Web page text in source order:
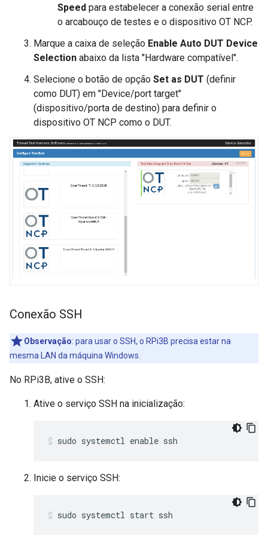
Speed para estabelecer a conexão serial entre
o arcabouço de testes e o dispositivo OT NCP.
Marque a caixa de seleção Enable Auto DUT Device
Selection abaixo da lista "Hardware compatível".
Selecione o botão de opção Set as DUT (definir
como DUT) em "Device/port target"
(dispositivo/porta de destino) para definir o
dispositivo OT NCP como o DUT.
Conexão SSH
Observação: para usar o SSH, o RPi3B precisa estar na
mesma LAN da máquina Windows.
No RPi3B, ative o SSH:
Ative o serviço SSH na inicialização:
sudo systemctl enable ssh
Inicie o serviço SSH:
sudo systemctl start ssh